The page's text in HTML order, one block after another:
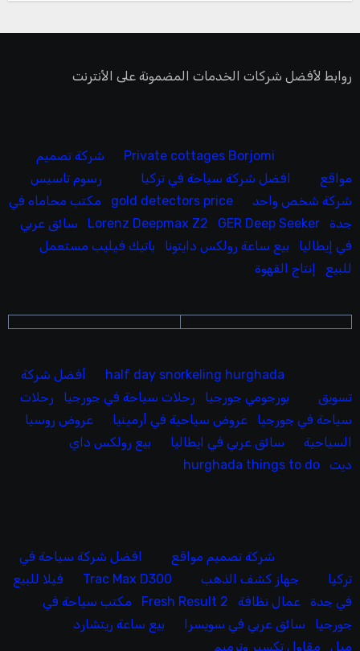
روابط لأفضل شركات الخدمات المضمونة على الأنترنت
Private cottages Borjomi
شركة تصميم
مواقع
افضل شركة سياحة في تركيا
رسوم تاسيس
شركة شخص واحد
gold detectors price
مكتب محاماه في
جدة
Lorenz Deepmax Z2 GER Deep Seeker
سائق عربي
في إيطاليا
بيع ساعة رولكس دايتونا
باتيك فيليب مستعمل
للبيع
إنتاج القهوة
half day snorkeling hurghada
أفضل شركة
تسويق
بورجومي جورجيا رحلات سياحة في جورجيا
رحلات
سياحة في جورجيا
عروض سياحية في أرمينيا
عروض روسيا
السياحية
سائق عربي في ايطاليا
بيع رولكس داي
ديت
hurghada things to do
شركة تصميم مواقع
افضل شركة سياحة في
تركيا
جهاز كشف الذهب Trac Max D300
فيلا للبيع
في جدة
عمال نظافة Fresh Result 2
مكتب سياحة في
جورجيا
سائق عربي في سويسرا
بيع ساعة ريتشارد
ميل
مقاول تكسير وترميم